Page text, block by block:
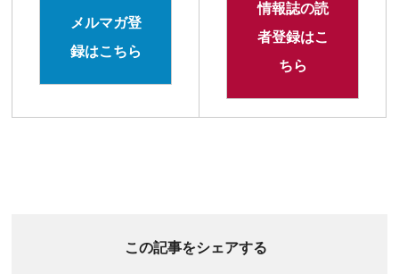
メルマガ登
録はこちら
情報誌の読
者登録はこ
ちら
この記事をシェアする